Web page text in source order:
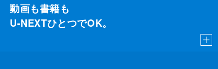
動画も書籍も
U-NEXTひとつでOK。